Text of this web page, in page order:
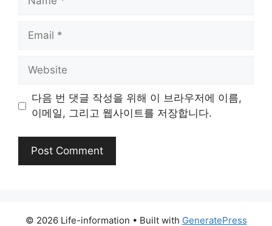
Email
Website
다음 번 댓글 작성을 위해 이 브라우저에 이름,
이메일, 그리고 웹사이트를 저장합니다.
© 2026 Life-information • Built with GeneratePress